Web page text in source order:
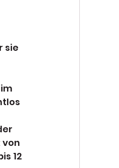
sie
12